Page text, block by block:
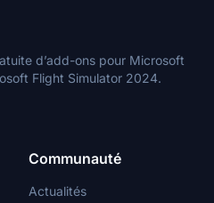
d’add-ons pour Microsoft
Flight Simulator 2024.
Communauté
Actualités